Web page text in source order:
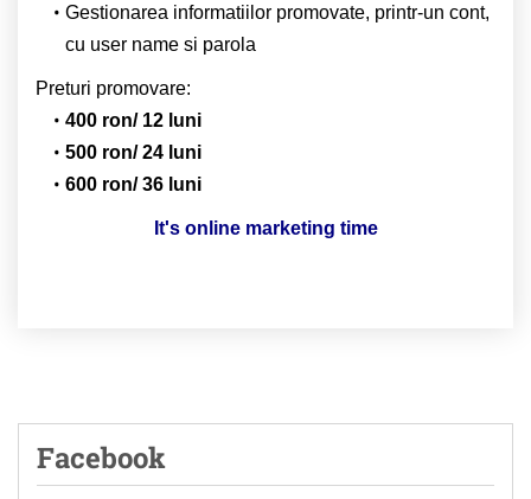
Gestionarea informatiilor promovate, printr-un cont,
cu user name si parola
Preturi promovare:
400 ron/ 12 luni
500 ron/ 24 luni
600 ron/ 36 luni
It's online marketing time
Facebook